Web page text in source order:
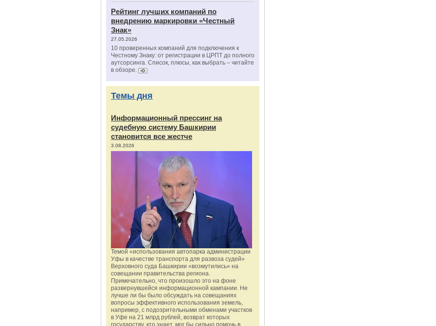
Рейтинг лучших компаний по
внедрению маркировки «Честный
Знак»
27.05.2026
10 проверенных компаний для подключения к
Честному Знаку: от регистрации в ЦРПТ до полного
аутсорсинга. Список, плюсы, как выбрать – читайте
в обзоре.
Темы дня
Информационный прессинг на
судебную систему Башкирии
становится все жестче
3.08.2026
Темой «использования автопарка администрации
Уфы в качестве транспорта для развоза судей»
Верховного суда Башкирии «возмутились» на
совещании правительства региона.
Примечательно, что произошло это на фоне
развернувшейся информационной кампании. Не
лучше ли бы было обсуждать на совещаниях
вопросы эффективного использования земель,
например, с подозрительными обменами участков
в Уфе на 21 млрд рублей, возврат которых
государству, кто знает, мог бы сильно помочь в